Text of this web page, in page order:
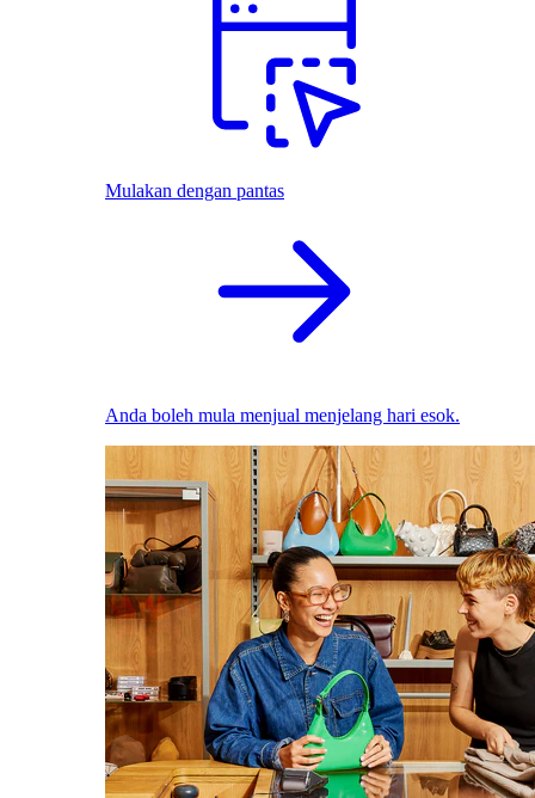
Mulakan dengan pantas
Anda boleh mula menjual menjelang hari esok.